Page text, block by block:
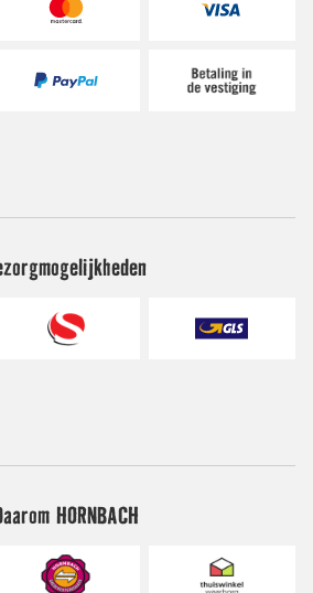
HORNBACH